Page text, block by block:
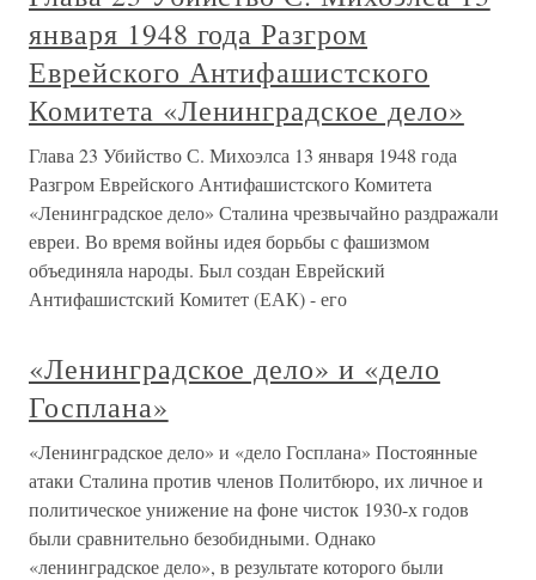
января 1948 года Разгром
Еврейского Антифашистского
Комитета «Ленинградское дело»
Глава 23 Убийство С. Михоэлса 13 января 1948 года
Разгром Еврейского Антифашистского Комитета
«Ленинградское дело» Сталина чрезвычайно раздражали
евреи. Во время войны идея борьбы с фашизмом
объединяла народы. Был создан Еврейский
Антифашистский Комитет (ЕАК) - его
«Ленинградское дело» и «дело
Госплана»
«Ленинградское дело» и «дело Госплана» Постоянные
атаки Сталина против членов Политбюро, их личное и
политическое унижение на фоне чисток 1930-х годов
были сравнительно безобидными. Однако
«ленинградское дело», в результате которого были